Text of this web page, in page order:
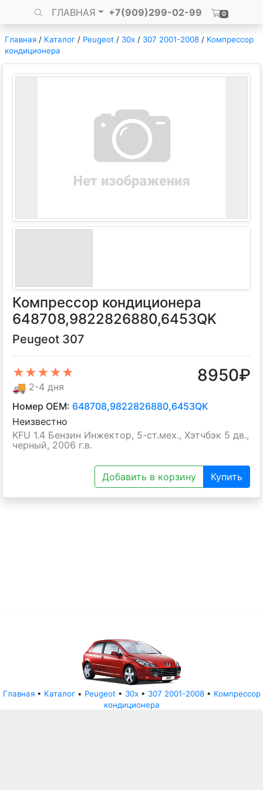
ГЛАВНАЯ +7(909)299-02-99 0
Главная / Каталог / Peugeot / 30x / 307 2001-2008 / Компрессор
кондиционера
Компрессор кондиционера
648708,9822826880,6453QK
Peugeot 307
★★★★★
🚚 2-4 дня
8950₽
Номер OEM: 648708,9822826880,6453QK
Неизвестно
KFU 1.4 Бензин Инжектор, 5-ст.мех., Хэтчбэк 5 дв.,
черный, 2006 г.в.
Добавить в корзину Купить
Главная• Каталог• Peugeot• 30x• 307 2001-2008• Компрессор
кондиционера